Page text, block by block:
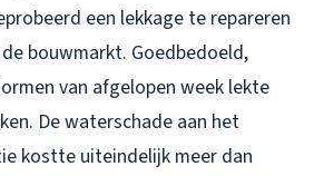
een lekkage te repareren
bouwmarkt. Goedbedoeld,
van afgelopen week lekte
De waterschade aan het
kostte uiteindelijk meer dan